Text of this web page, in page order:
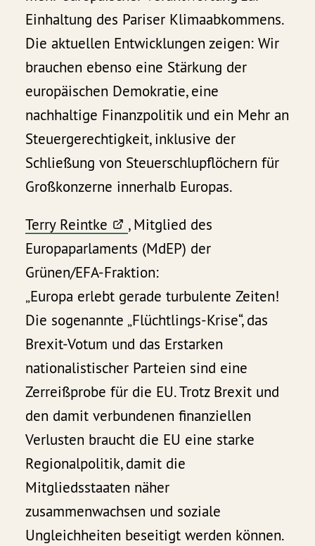
Einhaltung des Pariser Klimaabkommens.
Die aktuellen Entwicklungen zeigen: Wir
brauchen ebenso eine Stärkung der
europäischen Demokratie, eine
nachhaltige Finanzpolitik und ein Mehr an
Steuergerechtigkeit, inklusive der
Schließung von Steuerschlupflöchern für
Großkonzerne innerhalb Europas.
Terry Reintke
, Mitglied des
Europaparlaments (MdEP) der
Grünen/EFA-Fraktion:
„Europa erlebt gerade turbulente Zeiten!
Die sogenannte „Flüchtlings-Krise“, das
Brexit-Votum und das Erstarken
nationalistischer Parteien sind eine
Zerreißprobe für die EU. Trotz Brexit und
den damit verbundenen finanziellen
Verlusten braucht die EU eine starke
Regionalpolitik, damit die
Mitgliedsstaaten näher
zusammenwachsen und soziale
Ungleichheiten beseitigt werden können.